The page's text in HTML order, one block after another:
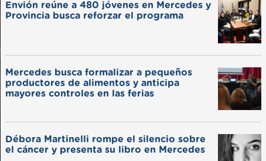
Envión reúne a 480 jóvenes en Mercedes y
Provincia busca reforzar el programa
Mercedes busca formalizar a pequeños
productores de alimentos y anticipa
mayores controles en las ferias
Débora Martinelli rompe el silencio sobre
el cáncer y presenta su libro en Mercedes